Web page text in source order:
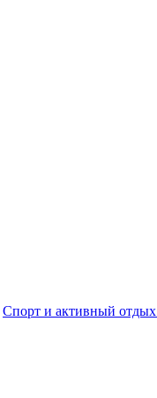
Спорт и активный отдых